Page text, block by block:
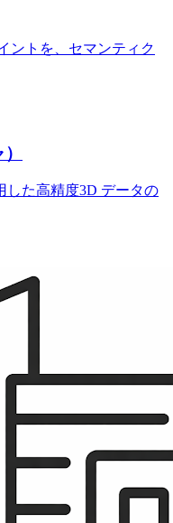
ントを、セマンティク
した高精度3D データの